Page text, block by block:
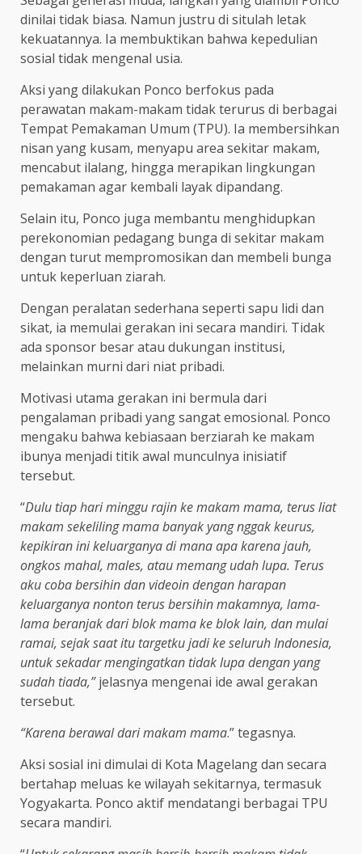
dinilai tidak biasa. Namun justru di situlah letak
kekuatannya. Ia membuktikan bahwa kepedulian
sosial tidak mengenal usia.
Aksi yang dilakukan Ponco berfokus pada
perawatan makam-makam tidak terurus di berbagai
Tempat Pemakaman Umum (TPU). Ia membersihkan
nisan yang kusam, menyapu area sekitar makam,
mencabut ilalang, hingga merapikan lingkungan
pemakaman agar kembali layak dipandang.
Selain itu, Ponco juga membantu menghidupkan
perekonomian pedagang bunga di sekitar makam
dengan turut mempromosikan dan membeli bunga
untuk keperluan ziarah.
Dengan peralatan sederhana seperti sapu lidi dan
sikat, ia memulai gerakan ini secara mandiri. Tidak
ada sponsor besar atau dukungan institusi,
melainkan murni dari niat pribadi.
Motivasi utama gerakan ini bermula dari
pengalaman pribadi yang sangat emosional. Ponco
mengaku bahwa kebiasaan berziarah ke makam
ibunya menjadi titik awal munculnya inisiatif
tersebut.
“Dulu tiap hari minggu rajin ke makam mama, terus liat
makam sekeliling mama banyak yang nggak keurus,
kepikiran ini keluarganya di mana apa karena jauh,
ongkos mahal, males, atau memang udah lupa. Terus
aku coba bersihin dan videoin dengan harapan
keluarganya nonton terus bersihin makamnya, lama-
lama beranjak dari blok mama ke blok lain, dan mulai
ramai, sejak saat itu targetku jadi ke seluruh Indonesia,
untuk sekadar mengingatkan tidak lupa dengan yang
sudah tiada,”jelasnya mengenai ide awal gerakan
tersebut.
“Karena berawal dari makam mama.” tegasnya.
Aksi sosial ini dimulai di Kota Magelang dan secara
bertahap meluas ke wilayah sekitarnya, termasuk
Yogyakarta. Ponco aktif mendatangi berbagai TPU
secara mandiri.